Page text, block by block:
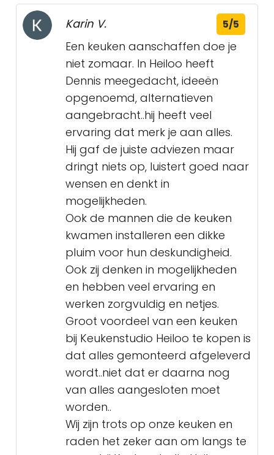
Karin V. 5/5
Een keuken aanschaffen doe je
niet zomaar. In Heiloo heeft
Dennis meegedacht, ideeën
opgenoemd, alternatieven
aangebracht..hij heeft veel
ervaring dat merk je aan alles.
Hij gaf de juiste adviezen maar
dringt niets op, luistert goed naar
wensen en denkt in
mogelijkheden.
Ook de mannen die de keuken
kwamen installeren een dikke
pluim voor hun deskundigheid.
Ook zij denken in mogelijkheden
en hebben veel ervaring en
werken zorgvuldig en netjes.
Groot voordeel van een keuken
bij Keukenstudio Heiloo te kopen is
dat alles gemonteerd afgeleverd
wordt..niet dat er daarna nog
van alles aangesloten moet
worden..
Wij zijn trots op onze keuken en
raden het zeker aan om langs te